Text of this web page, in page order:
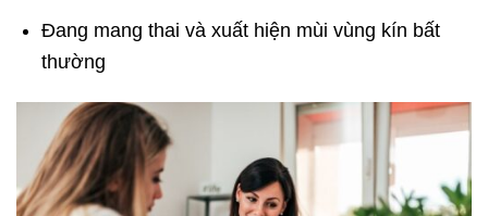
Đang mang thai và xuất hiện mùi vùng kín bất
thường